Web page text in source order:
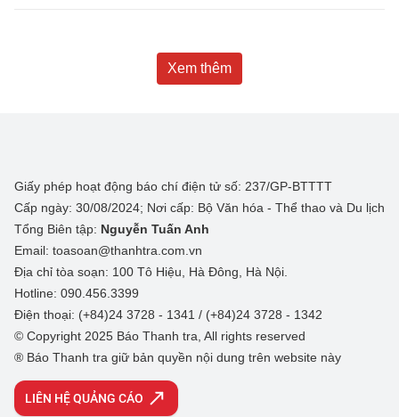
Xem thêm
Giấy phép hoạt động báo chí điện tử số: 237/GP-BTTTT
Cấp ngày: 30/08/2024; Nơi cấp: Bộ Văn hóa - Thể thao và Du lịch
Tổng Biên tập: Nguyễn Tuấn Anh
Email: toasoan@thanhtra.com.vn
Địa chỉ tòa soạn: 100 Tô Hiệu, Hà Đông, Hà Nội.
Hotline: 090.456.3399
Điện thoại: (+84)24 3728 - 1341 / (+84)24 3728 - 1342
© Copyright 2025 Báo Thanh tra, All rights reserved
® Báo Thanh tra giữ bản quyền nội dung trên website này
LIÊN HỆ QUẢNG CÁO